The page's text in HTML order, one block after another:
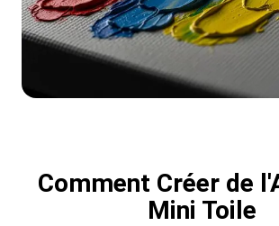
Comment Créer de
Mini Toile